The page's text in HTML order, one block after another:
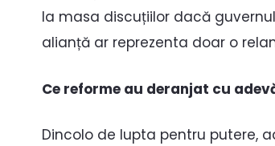
la masa discuțiilor dacă
alianță ar reprezenta doar o
Ce reforme au deranjat cu
Dincolo de lupta pentru putere,